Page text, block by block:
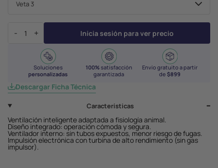
- + Inicia sesión para ver precio
Soluciones
personalizadas
100% satisfacción
garantizada
Envío gratuito a partir
de$899
Descargar Ficha Técnica
Características
Ventilación inteligente adaptada a fisiología animal.
Diseño integrado: operación cómoda y segura.
Ventilador interno: sin tubos expuestos, menor riesgo de fugas.
Impulsión electrónica con turbina de alto rendimiento (sin gas
impulsor).